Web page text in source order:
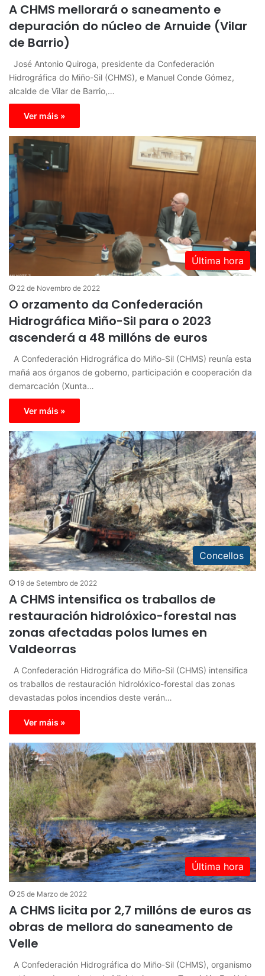
A CHMS mellorará o saneamento e
depuración do núcleo de Arnuide (Vilar
de Barrio)
José Antonio Quiroga, presidente da Confederación
Hidrográfica do Miño-Sil (CHMS), e Manuel Conde Gómez,
alcalde de Vilar de Barrio,…
Ver máis »
Última hora
22 de Novembro de 2022
O orzamento da Confederación
Hidrográfica Miño-Sil para o 2023
ascenderá a 48 millóns de euros
A Confederación Hidrográfica do Miño-Sil (CHMS) reunía esta
mañá aos órganos de goberno, participación e cooperación da
demarcación (Xunta…
Ver máis »
Concellos
19 de Setembro de 2022
A CHMS intensifica os traballos de
restauración hidrolóxico-forestal nas
zonas afectadas polos lumes en
Valdeorras
A Confederación Hidrográfica do Miño-Sil (CHMS) intensifica
os traballos de restauración hidrolóxico-forestal das zonas
devastadas polos incendios deste verán…
Ver máis »
Última hora
25 de Marzo de 2022
A CHMS licita por 2,7 millóns de euros as
obras de mellora do saneamento de
Velle
A Confederación Hidrográfica do Miño-Sil (CHMS), organismo